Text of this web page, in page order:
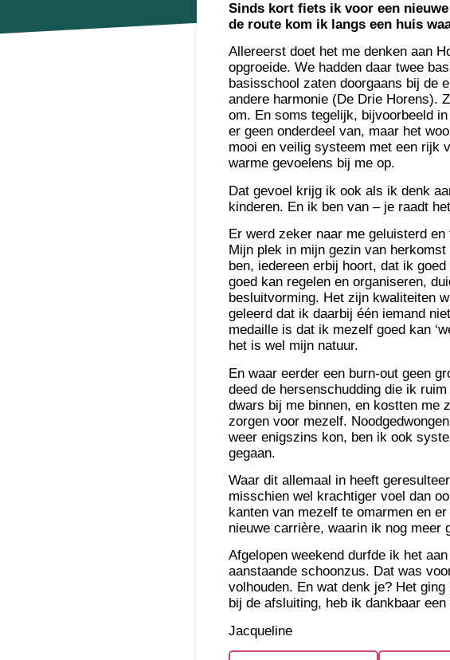
Sinds kort fiets ik voor een
de route kom ik langs een huis
Allereerst doet het me denken aan
opgroeide. We hadden daar twee
basisschool zaten doorgaans bij de
andere harmonie (De Drie Horens).
om. En soms tegelijk, bijvoorbeeld
er geen onderdeel van, maar het
mooi en veilig systeem met een rijk
warme gevoelens bij me op.
Dat gevoel krijg ik ook als ik denk
kinderen. En ik ben van – je raadt
Er werd zeker naar me geluisterd
Mijn plek in mijn gezin van
ben, iedereen erbij hoort, dat ik
goed kan regelen en organiseren,
besluitvorming. Het zijn kwaliteiten
geleerd dat ik daarbij één iemand
medaille is dat ik mezelf goed kan
het is wel mijn natuur.
En waar eerder een burn-out geen
deed de hersenschudding die ik
dwars bij me binnen, en kostten me
zorgen voor mezelf.
weer enigszins kon, ben ik ook
gegaan.
Waar dit allemaal in heeft
misschien wel krachtiger voel dan
kanten van mezelf te omarmen en
nieuwe carrière, waarin ik nog meer
Afgelopen weekend durfde ik het
aanstaande schoonzus. Dat was
volhouden. En wat denk je? Het
bij de afsluiting, heb ik dankbaar
Jacqueline